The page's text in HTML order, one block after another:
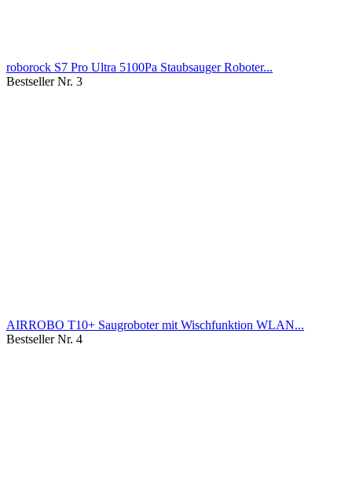
roborock S7 Pro Ultra 5100Pa Staubsauger Roboter...
Bestseller Nr. 3
AIRROBO T10+ Saugroboter mit Wischfunktion WLAN...
Bestseller Nr. 4